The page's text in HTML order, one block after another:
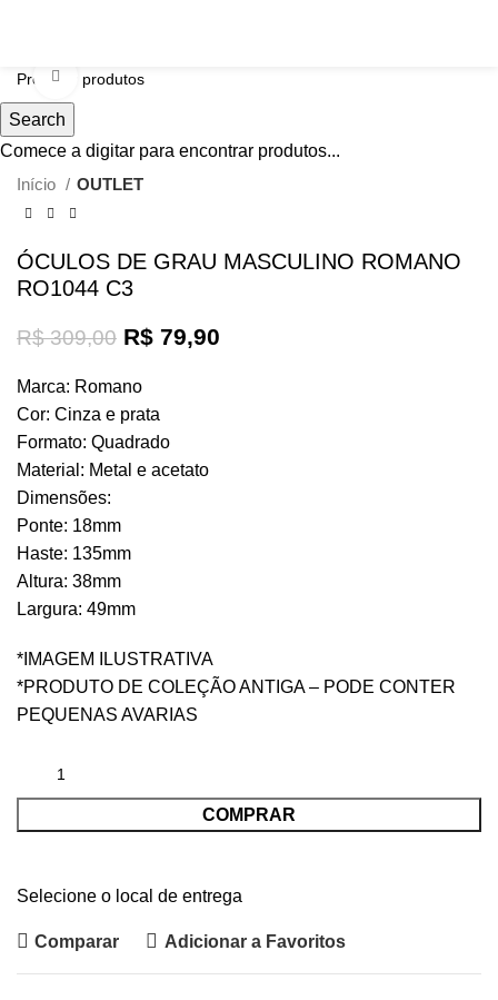
Click to enlarge
Início OUTLET
ÓCULOS DE GRAU MASCULINO ROMANO
RO1044 C3
R$309,00 R$ 79,90
Marca: Romano
Cor: Cinza e prata
Formato: Quadrado
Material: Metal e acetato
Dimensões:
Ponte: 18mm
Haste: 135mm
Altura: 38mm
Largura: 49mm
*IMAGEM ILUSTRATIVA
*PRODUTO DE COLEÇÃO ANTIGA – PODE CONTER
PEQUENAS AVARIAS
COMPRAR
Selecione o local de entrega
Comparar Adicionar a Favoritos
Search
Comece a digitar para encontrar produtos...